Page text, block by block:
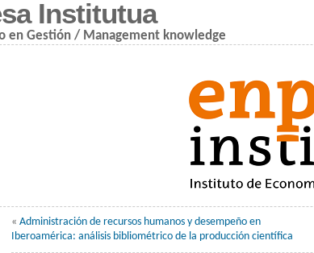
Institutua
en Gestión / Management knowledge
«Administración de recursos humanos y desempeño en
Iberoamérica: análisis bibliométrico de la producción científica